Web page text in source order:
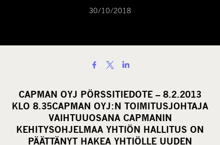
30/10/2018
a
r
e
o
n
CAPMAN OYJ PÖRSSITIEDOTE – 8.2.2013
KLO 8.35CAPMAN OYJ:N TOIMITUSJOHTAJA
VAIHTUUOSANA CAPMANIN
KEHITYSOHJELMAA YHTIÖN HALLITUS ON
PÄÄTTÄNYT HAKEA YHTIÖLLE UUDEN